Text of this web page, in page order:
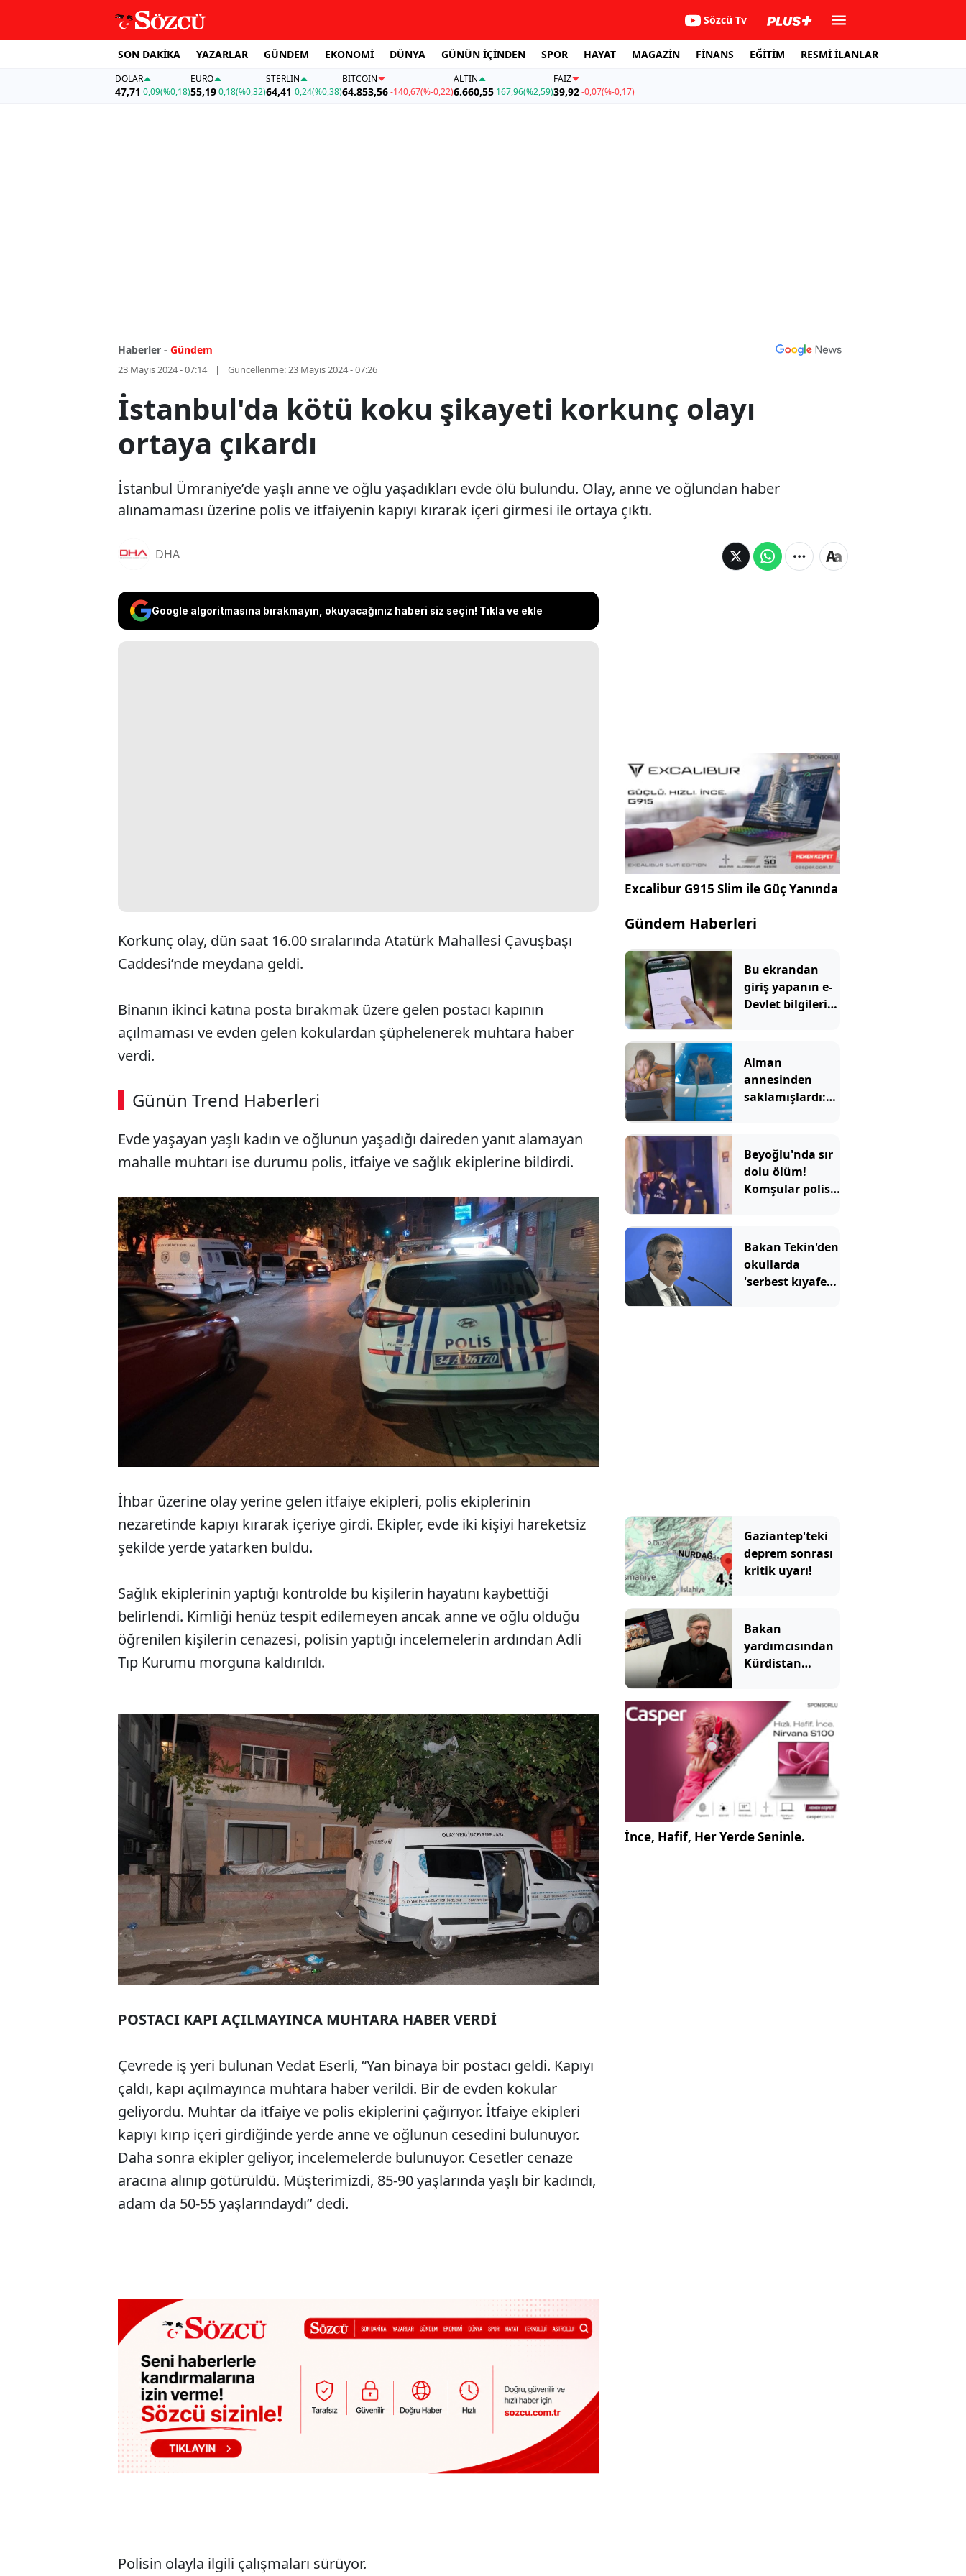
Sözcü Tv
SON DAKİKA YAZARLAR GÜNDEM EKONOMİ DÜNYA GÜNÜN İÇİNDEN SPOR HAYAT MAGAZİN FİNANS EĞİTİM RESMİ İLANLAR
DOLAR
47,71 0,09(%0,18)
EURO
55,19 0,18(%0,32)
STERLIN
64,41 0,24(%0,38)
BITCOIN
64.853,56-140,67(%-0,22)
ALTIN
6.660,55 167,96(%2,59)
FAİZ
39,92-0,07(%-0,17)
Haberler - Gündem
23 Mayıs 2024 - 07:14 Güncellenme:23 Mayıs 2024 - 07:26
İstanbul'da kötü koku şikayeti korkunç olayı
ortaya çıkardı
İstanbul Ümraniye’de yaşlı anne ve oğlu yaşadıkları evde ölü bulundu. Olay, anne ve oğlundan haber
alınamaması üzerine polis ve itfaiyenin kapıyı kırarak içeri girmesi ile ortaya çıktı.
DHA
Google algoritmasına bırakmayın, okuyacağınız haberi siz seçin! Tıkla ve ekle
Korkunç olay, dün saat 16.00 sıralarında Atatürk Mahallesi Çavuşbaşı
Caddesi’nde meydana geldi.
Binanın ikinci katına posta bırakmak üzere gelen postacı kapının
açılmaması ve evden gelen kokulardan şüphelenerek muhtara haber
verdi.
Günün Trend Haberleri
Evde yaşayan yaşlı kadın ve oğlunun yaşadığı daireden yanıt alamayan
mahalle muhtarı ise durumu polis, itfaiye ve sağlık ekiplerine bildirdi.
İhbar üzerine olay yerine gelen itfaiye ekipleri, polis ekiplerinin
nezaretinde kapıyı kırarak içeriye girdi. Ekipler, evde iki kişiyi hareketsiz
şekilde yerde yatarken buldu.
Sağlık ekiplerinin yaptığı kontrolde bu kişilerin hayatını kaybettiği
belirlendi. Kimliği henüz tespit edilemeyen ancak anne ve oğlu olduğu
öğrenilen kişilerin cenazesi, polisin yaptığı incelemelerin ardından Adli
Tıp Kurumu morguna kaldırıldı.
POSTACI KAPI AÇILMAYINCA MUHTARA HABER VERDİ
Çevrede iş yeri bulunan Vedat Eserli, “Yan binaya bir postacı geldi. Kapıyı
çaldı, kapı açılmayınca muhtara haber verildi. Bir de evden kokular
geliyordu. Muhtar da itfaiye ve polis ekiplerini çağırıyor. İtfaiye ekipleri
kapıyı kırıp içeri girdiğinde yerde anne ve oğlunun cesedini bulunuyor.
Daha sonra ekipler geliyor, incelemelerde bulunuyor. Cesetler cenaze
aracına alınıp götürüldü. Müşterimizdi, 85-90 yaşlarında yaşlı bir kadındı,
adam da 50-55 yaşlarındaydı’’ dedi.
Polisin olayla ilgili çalışmaları sürüyor.
Excalibur G915 Slim ile Güç Yanında
Gündem Haberleri
Bu ekrandan
giriş yapanın e-
Devlet bilgileri
Alman
annesinden
saklamışlardı:
telefonundan
çıktı
Beyoğlu'nda sır
dolu ölüm!
Komşular polisi
Bakan Tekin'den
okullarda
'serbest kıyafet'
Gaziantep'teki
deprem sonrası
kritik uyarı!
Bakan
yardımcısından
Kürdistan
paylaşım
İnce, Hafif, Her Yerde Seninle.